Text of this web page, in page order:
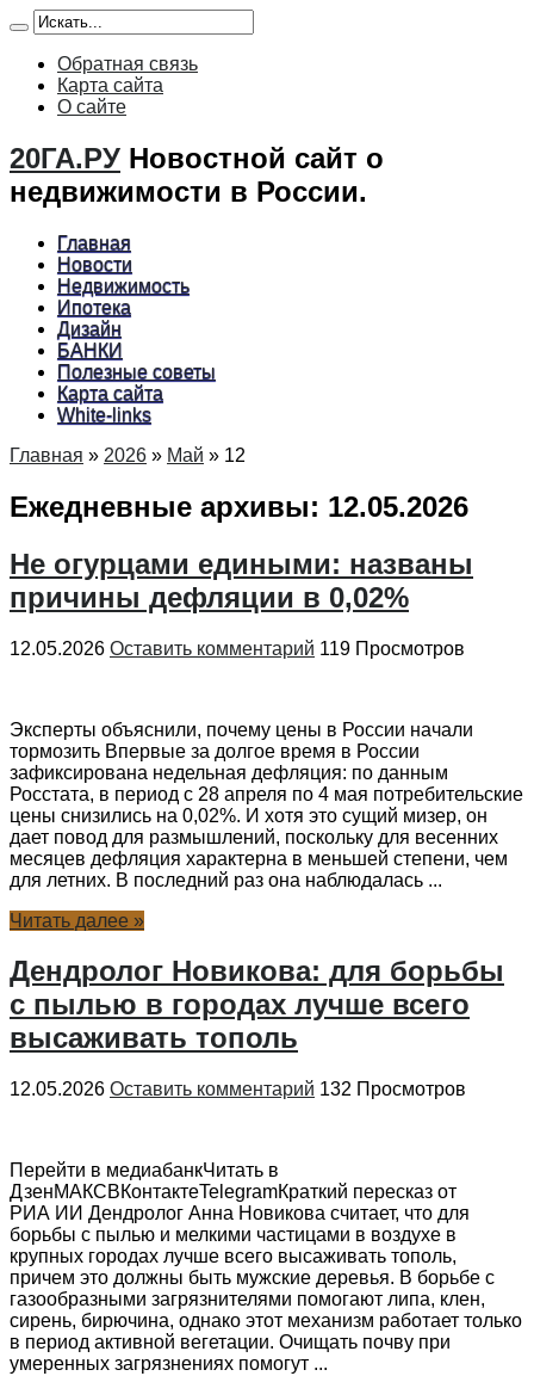
Обратная связь
Карта сайта
О сайте
20ГА.РУ Новостной сайт о
недвижимости в России.
Главная
Новости
Недвижимость
Ипотека
Дизайн
БАНКИ
Полезные советы
Карта сайта
White-links
Главная » 2026 » Май » 12
Ежедневные архивы: 12.05.2026
Не огурцами едиными: названы
причины дефляции в 0,02%
12.05.2026 Оставить комментарий 119 Просмотров
Эксперты объяснили, почему цены в России начали
тормозить Впервые за долгое время в России
зафиксирована недельная дефляция: по данным
Росстата, в период с 28 апреля по 4 мая потребительские
цены снизились на 0,02%. И хотя это сущий мизер, он
дает повод для размышлений, поскольку для весенних
месяцев дефляция характерна в меньшей степени, чем
для летних. В последний раз она наблюдалась ...
Читать далее »
Дендролог Новикова: для борьбы
с пылью в городах лучше всего
высаживать тополь
12.05.2026 Оставить комментарий 132 Просмотров
Перейти в медиабанкЧитать в
ДзенМАКСВКонтактеTelegramКраткий пересказ от
РИА ИИ Дендролог Анна Новикова считает, что для
борьбы с пылью и мелкими частицами в воздухе в
крупных городах лучше всего высаживать тополь,
причем это должны быть мужские деревья. В борьбе с
газообразными загрязнителями помогают липа, клен,
сирень, бирючина, однако этот механизм работает только
в период активной вегетации. Очищать почву при
умеренных загрязнениях помогут ...